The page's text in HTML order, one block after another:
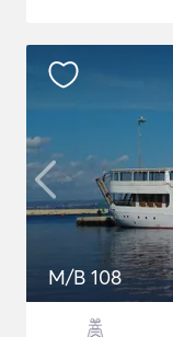
M/B 108